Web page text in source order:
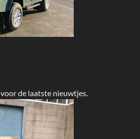
voor de laatste nieuwtjes.